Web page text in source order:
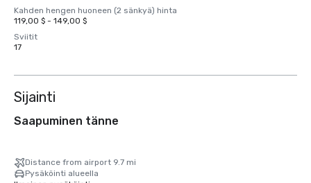
Kahden hengen huoneen (2 sänkyä) hinta
119,00 $ - 149,00 $
Sviitit
17
Sijainti
Saapuminen tänne
Distance from airport 9.7 mi
Pysäköinti alueella